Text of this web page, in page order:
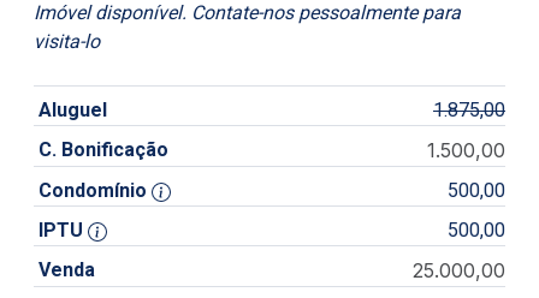
Imóvel disponível. Contate-nos pessoalmente para
visita-lo
Aluguel
1.875,00
C. Bonificação
1.500,00
Condomínio
500,00
IPTU
500,00
Venda
25.000,00